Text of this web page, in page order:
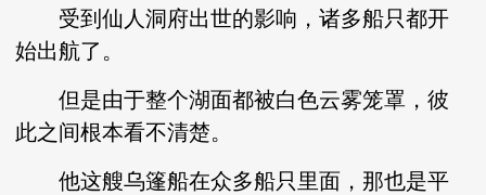
受到仙人洞府出世的影响，诸多船只都开
始出航了。
但是由于整个湖面都被白色云雾笼罩，彼
此之间根本看不清楚。
他这艘乌篷船在众多船只里面，那也是平